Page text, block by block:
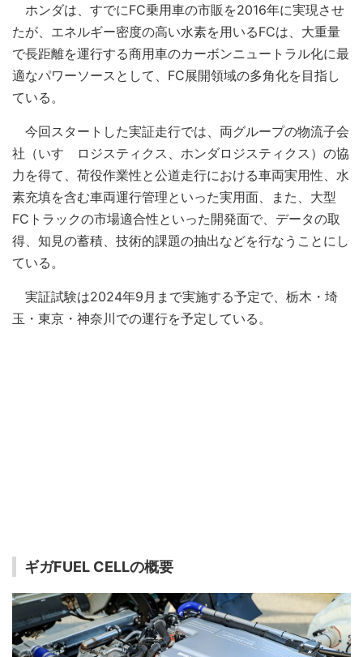
ホンダは、すでにFC乗用車の市販を2016年に実現させ
たが、エネルギー密度の高い水素を用いるFCは、大重量
で長距離を運行する商用車のカーボンニュートラル化に最
適なパワーソースとして、FC展開領域の多角化を目指し
ている。
今回スタートした実証走行では、両グループの物流子会
社（いすゞロジスティクス、ホンダロジスティクス）の協
力を得て、荷役作業性と公道走行における車両実用性、水
素充填を含む車両運行管理といった実用面、また、大型
FCトラックの市場適合性といった開発面で、データの取
得、知見の蓄積、技術的課題の抽出などを行なうことにし
ている。
実証試験は2024年9月まで実施する予定で、栃木・埼
玉・東京・神奈川での運行を予定している。
ギガFUEL CELLの概要